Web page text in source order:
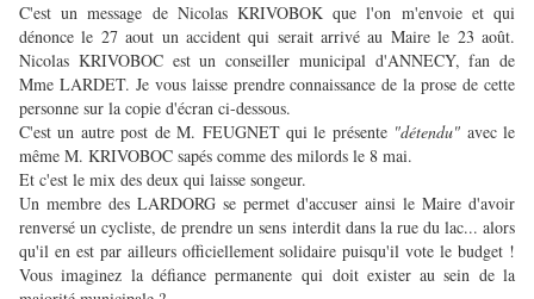
C'est un message de Nicolas KRIVOBOK que l'on m'envoie et qui
dénonce le 27 aout un accident qui serait arrivé au Maire le 23 août.
Nicolas KRIVOBOC est un conseiller municipal d'ANNECY, fan de
Mme LARDET. Je vous laisse prendre connaissance de la prose de cette
personne sur la copie d'écran ci-dessous.
C'est un autre post de M. FEUGNET qui le présente "détendu" avec le
même M. KRIVOBOC sapés comme des milords le 8 mai.
Et c'est le mix des deux qui laisse songeur.
Un membre des LARDORG se permet d'accuser ainsi le Maire d'avoir
renversé un cycliste, de prendre un sens interdit dans la rue du lac... alors
qu'il en est par ailleurs officiellement solidaire puisqu'il vote le budget !
Vous imaginez la défiance permanente qui doit exister au sein de la